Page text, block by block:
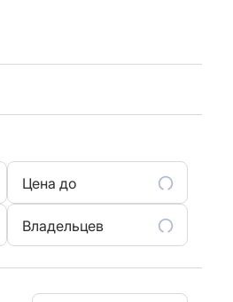
Цена до
Владельцев